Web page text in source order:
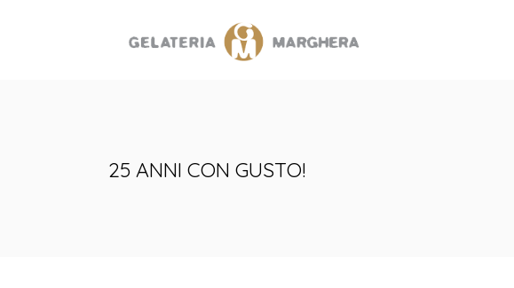
25 ANNI CON GUSTO!